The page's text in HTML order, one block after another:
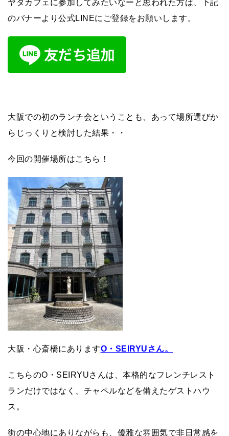
ヤタカフェに参加してみたいなーと思われた方は、下記
のバナーより公式LINEにご登録をお願いします。
大阪での初のランチ会ということも、あって場所選びか
らじっくりと検討した結果・・
今回の開催場所はこちら！
大阪・心斎橋にありますO・SEIRYUさん。
こちらのO・SEIRYUさんは、本格的なフレンチレスト
ランだけではなく、チャペルなどを備えたゲストハウ
ス。
街の中心地にありながらも、優雅な雰囲気で非日常感を